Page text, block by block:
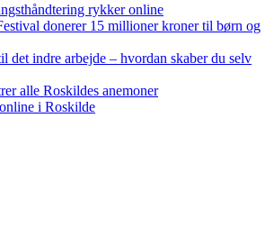
rykker online
donerer 15 millioner kroner til børn og
det indre arbejde – hvordan skaber du selv
alle Roskildes anemoner
i Roskilde